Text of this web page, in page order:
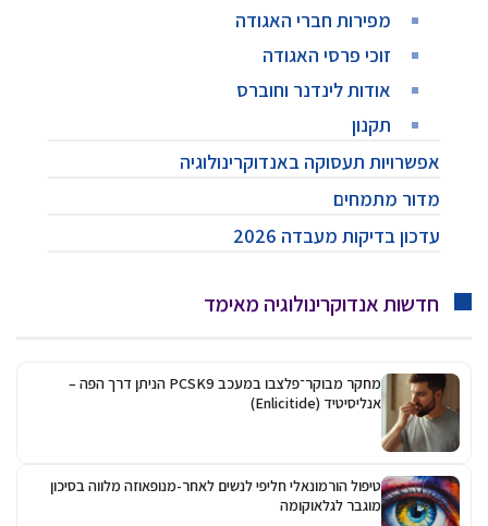
מפירות חברי האגודה
זוכי פרסי האגודה
אודות לינדנר וחוברס
תקנון
אפשרויות תעסוקה באנדוקרינולוגיה
מדור מתמחים
עדכון בדיקות מעבדה 2026
חדשות אנדוקרינולוגיה מאימד
מחקר מבוקר־פלצבו במעכב PCSK9 הניתן דרך הפה –
אנליסיטיד (Enlicitide)
טיפול הורמונאלי חליפי לנשים לאחר-מנופאוזה מלווה בסיכון
מוגבר לגלאוקומה